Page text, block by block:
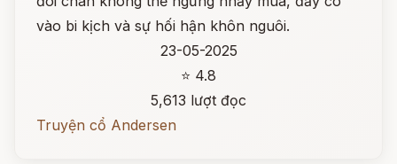
vào bi kịch và sự hối hận khôn nguôi.
23-05-2025
⭐ 4.8
5,613 lượt đọc
Truyện cổ Andersen